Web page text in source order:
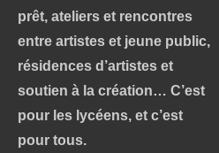
prêt, ateliers et rencontres
entre artistes et jeune public,
résidences d’artistes et
soutien à la création… C’est
pour les lycéens, et c’est
pour tous.